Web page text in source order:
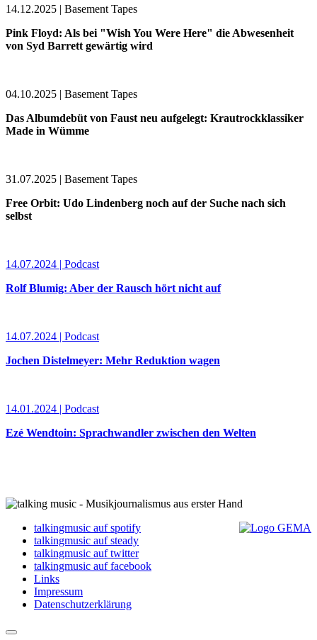
14.12.2025 | Basement Tapes
Pink Floyd: Als bei "Wish You Were Here" die Abwesenheit
von Syd Barrett gewärtig wird
04.10.2025 | Basement Tapes
Das Albumdebüt von Faust neu aufgelegt: Krautrockklassiker
Made in Wümme
31.07.2025 | Basement Tapes
Free Orbit: Udo Lindenberg noch auf der Suche nach sich
selbst
14.07.2024 | Podcast
Rolf Blumig: Aber der Rausch hört nicht auf
14.07.2024 | Podcast
Jochen Distelmeyer: Mehr Reduktion wagen
14.01.2024 | Podcast
Ezé Wendtoin: Sprachwandler zwischen den Welten
talkingmusic auf spotify
talkingmusic auf steady
talkingmusic auf twitter
talkingmusic auf facebook
Links
Impressum
Datenschutzerklärung